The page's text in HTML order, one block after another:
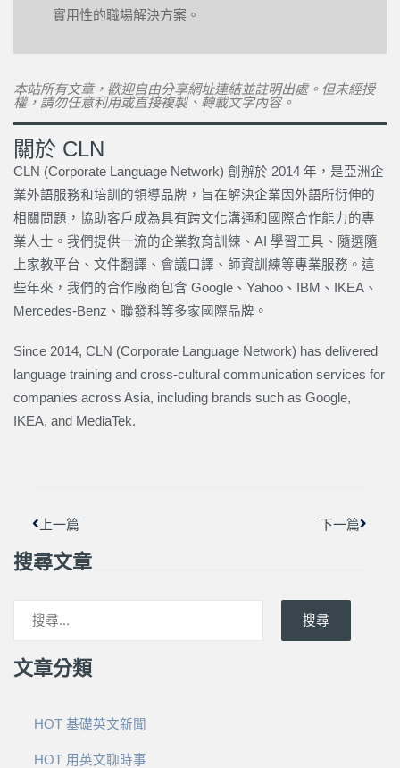
實用性的職場解決方案。
本站所有文章，歡迎自由分享網址連結並註明出處。但未經授
權，請勿任意利用或直接複製、轉載文字內容。
關於 CLN
CLN (Corporate Language Network) 創辦於 2014 年，是亞洲企
業外語服務和培訓的領導品牌，旨在解決企業因外語所衍伸的
相關問題，協助客戶成為具有跨文化溝通和國際合作能力的專
業人士。我們提供一流的企業教育訓練、AI 學習工具、隨選隨
上家教平台、文件翻譯、會議口譯、師資訓練等專業服務。這
些年來，我們的合作廠商包含 Google、Yahoo、IBM、IKEA、
Mercedes-Benz、聯發科等多家國際品牌。
Since 2014, CLN (Corporate Language Network) has delivered
language training and cross-cultural communication services for
companies across Asia, including brands such as Google,
IKEA, and MediaTek.
上一篇 下一篇
搜尋文章
搜尋
文章分類
HOT 基礎英文新聞
HOT 用英文聊時事